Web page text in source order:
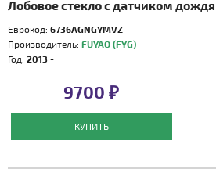
Лобовое стекло с датчиком дождя
Еврокод: 6736AGNGYMVZ
Производитель: FUYAO (FYG)
Год: 2013 -
9700 ₽
КУПИТЬ